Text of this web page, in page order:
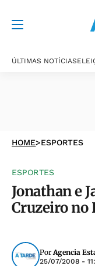
ÚLTIMAS NOTÍCIAS
HOME>ESPORTES
ESPORTES
Jonathan e
Cruzeiro no
PorAgencia
25/07/2008 -